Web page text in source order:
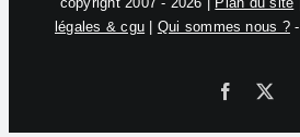
légales & cgu
Qui sommes nous ?-
Facebook